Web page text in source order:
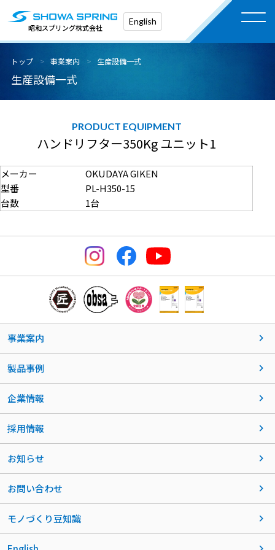
昭和スプリング株式会社
English
トップ 事業案内 生産設備一式
生産設備一式
ハンドリフター350Kg ユニット1
メーカー
OKUDAYA GIKEN
型番
PL-H350-15
台数
1台
事業案内
製品事例
企業情報
採用情報
お知らせ
お問い合わせ
モノづくり豆知識